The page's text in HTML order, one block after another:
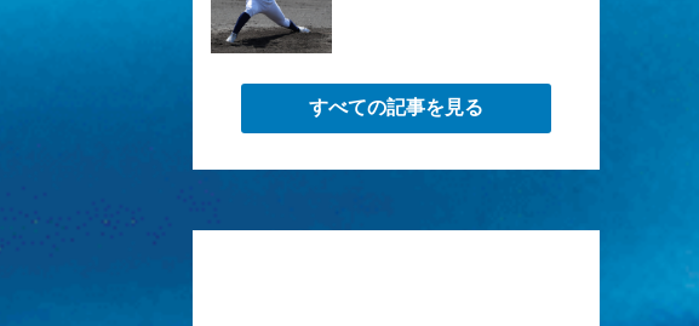
すべての記事を見る